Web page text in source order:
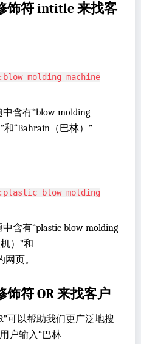
饰符 intitle 来找客
molding machine
含有“blow molding
和“Bahrain（巴林）”
blow molding
含有“plastic blow molding
）”和
网页。
符 OR 来找客户
可以帮助我们更广泛地搜
户输入“巴林